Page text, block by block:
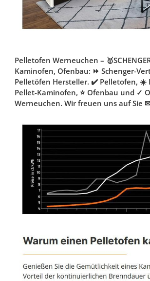
Pelletofen Werneuchen –
Kaminofen, Ofenbau: ⏩ Schenger-
Pelletöfen Hersteller. ✔️ Pelletofen, ☀️
Pellet-Kaminofen, ⭐ Ofenbau und ✓
Werneuchen. Wir freuen uns auf Sie